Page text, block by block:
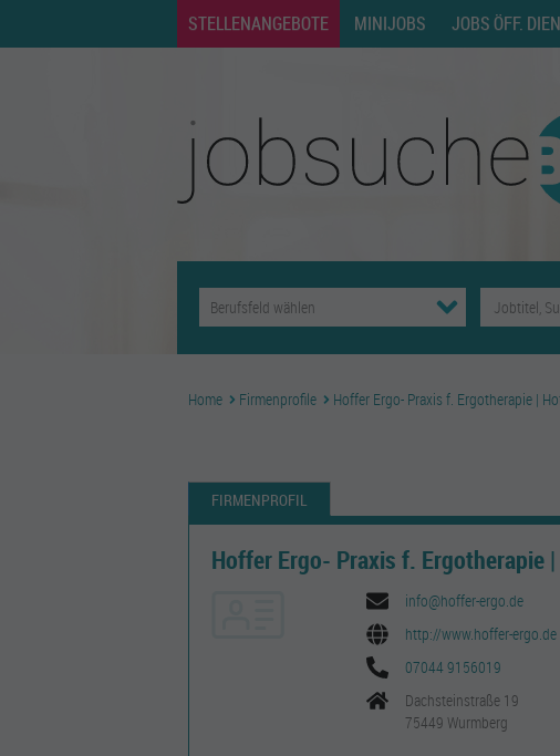
STELLENANGEBOTE MINIJOBS JOBS ÖFF.
Home Firmenprofile Hoffer Ergo- Praxis f. Ergotherapie |
FIRMENPROFIL
Hoffer Ergo- Praxis f. Ergotherapie
info@hoffer-ergo.de
http://www.hoffer-ergo.de
07044 9156019
Dachsteinstraße 19
75449 Wurmberg